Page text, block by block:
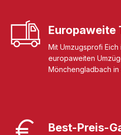
Europaweite
Mit Umzugsprofi Eich
europaweiten
Mönchengladbach in
Best-Preis-